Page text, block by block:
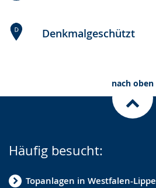
Denkmalgeschützt
nach oben
Häufig besucht:
Topanlagen in Westfalen-Lippe